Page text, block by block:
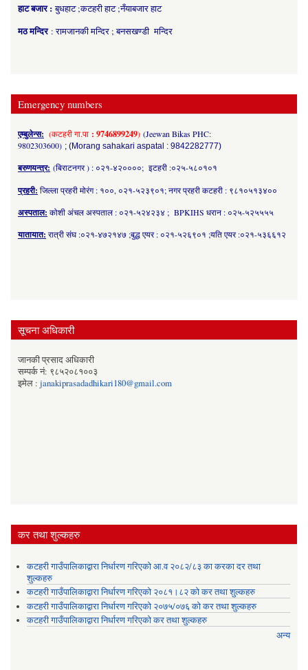
हाट बजार :बुधहाट ;कटहरी हाट ;नँयाबजार हाट
मठ मन्दिर : रामजानकी मन्दिर ; बनसखण्डी मन्दिर
Emergency numbers
एम्बुलेन्स: (कटहरी गा.पा : 9746899249) (Jeewan Bikas PHC:
9802303600) ; (Morang sahakari aspatal : 9842282777)
बरुणयन्त्र: (बिराटनगर ) : ०२१-४२००००; इटहरी :०२५-५८०१०१
प्रहरी: जिल्ला प्रहरी मोरंग : १००, ०२१-५२३९०१; नगर प्रहरी कटहरी : ९८१०५१३४००
अस्पताल: कोशी अंचल अस्पताल : ०२१-५२४२३४ ; BPKIHS धरान : ०२५-५२५५५५
यातायात: रात्री संघ :०२१-४७२१४७ ;बुद्ध एयर : ०२१-५२६९०१ ;यति एयर :०२१-५३६६१२
सूचना अधिकारी
जानकी प्रसाद अधिकारी
सम्पर्क नं: ९८५२०८१००३
इमेल : janakiprasadadhikari180@gmail.com
कर तथा शुल्कहरु
कटहरी गाउँपालिकाद्वारा निर्धारण गरिएको आ.व २०८२/८३ का करका दर तथा
शुल्कहरु
कटहरी गाउँपालिकाद्वारा निर्धारण गरिएको २०८१।८२ को कर तथा शुल्कहरु
कटहरी गाउँपालिकाद्वारा निर्धारण गरिएको २०७५/०७६ को कर तथा शुल्कहरु
कटहरी गाउँपालिकाद्वारा निर्धारण गरिएको कर तथा शुल्कहरु
अन्य